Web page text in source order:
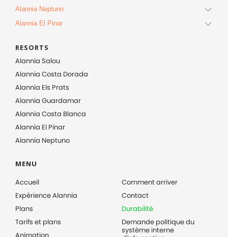
Alannia Neptuno
Alannia El Pinar
RESORTS
Alannia Salou
Alannia Costa Dorada
Alannia Els Prats
Alannia Guardamar
Alannia Costa Blanca
Alannia El Pinar
Alannia Neptuno
MENU
Accueil
Expérience Alannia
Plans
Tarifs et plans
Comment arriver
Contact
Durabilité
Demande politique du
système interne